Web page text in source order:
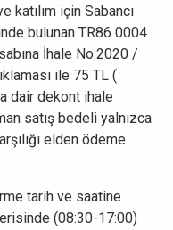
için Sabancı
bulunan TR86 0004
İhale No:2020 /
ile 75 TL (
dair dekont ihale
satış bedeli yalnızca
elden ödeme
tarih ve saatine
(08:30-17:00)